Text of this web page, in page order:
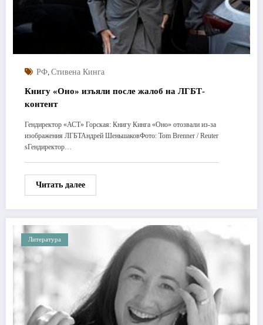
РФ, Стивена Кинга
Книгу «Оно» изъяли после жалоб на ЛГБТ-
контент
Гендиректор «АСТ» Горская: Книгу Кинга «Оно» отозвали из-за
изображения ЛГБТАндрей ШеньшаковФото: Tom Brenner / Reuter
sГендиректор…
Читать далее
Литература